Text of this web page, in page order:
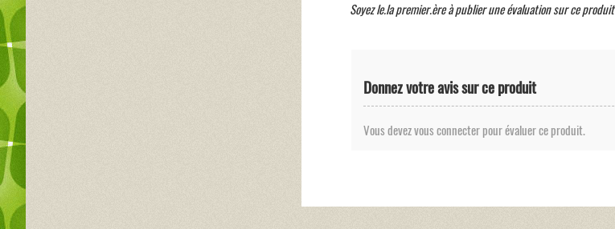
Soyez le.la premier.ère à publier une évaluation sur ce produit
Donnez votre avis sur ce produit
Vous devez vous connecter pour évaluer ce produit.